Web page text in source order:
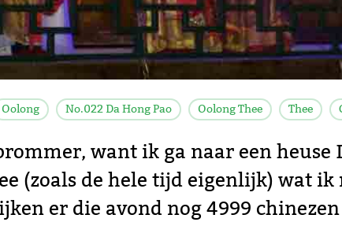
Oolong No.022 Da Hong Pao Oolong Thee Thee
want ik ga naar een heuse
(zoals de hele tijd eigenlijk) wat
er die avond nog 4999